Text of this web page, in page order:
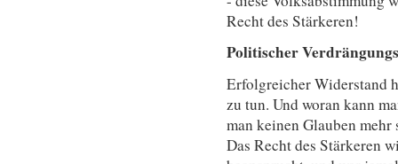
Recht des Stärkeren!
Politischer
Erfolgreicher Widerstand
zu tun. Und woran kann
man keinen Glauben mehr
Das Recht des Stärkeren